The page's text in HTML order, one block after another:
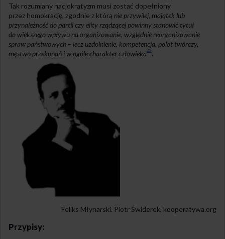
Tak rozumiany nacjokratyzm musi zostać dopełniony
przez homokrację, zgodnie z którą nie przywilej, majątek lub
przynależność do partii czy elity rządzącej powinny stanowić tytuł
do większego wpływu na organizowanie, względnie reorganizowanie
spraw państwowych – lecz uzdolnienie, kompetencja, polot twórczy,
męstwo przekonań i w ogóle charakter człowieka 25 .
Feliks Młynarski. Piotr Świderek, kooperatywa.org
Przypisy: